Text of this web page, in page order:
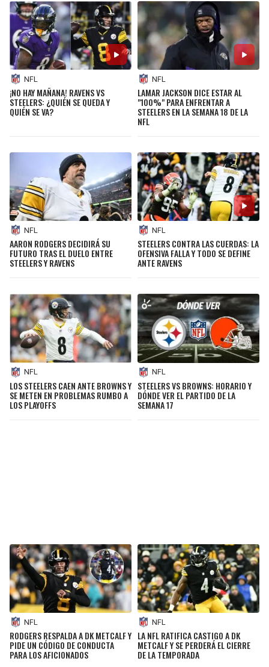
NFL
¡NO HAY MAÑANA! RAVENS VS
STEELERS: ¿QUIÉN SE QUEDA Y
QUIÉN SE VA?
NFL
LAMAR JACKSON DICE ESTAR AL
"100%" PARA ENFRENTAR A
STEELERS EN LA SEMANA 18 DE LA
NFL
NFL
AARON RODGERS DECIDIRÁ SU
FUTURO TRAS EL DUELO ENTRE
STEELERS Y RAVENS
NFL
STEELERS CONTRA LAS CUERDAS: LA
OFENSIVA FALLA Y TODO SE DEFINE
ANTE RAVENS
NFL
LOS STEELERS CAEN ANTE BROWNS Y
SE METEN EN PROBLEMAS RUMBO A
LOS PLAYOFFS
NFL
STEELERS VS BROWNS: HORARIO Y
DÓNDE VER EL PARTIDO DE LA
SEMANA 17
NFL
RODGERS RESPALDA A DK METCALF Y
PIDE UN CÓDIGO DE CONDUCTA
PARA LOS AFICIONADOS
NFL
LA NFL RATIFICA CASTIGO A DK
METCALF Y SE PERDERÁ EL CIERRE
DE LA TEMPORADA